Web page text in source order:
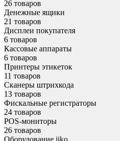
26 товаров
Денежные ящики
21 товаров
Дисплеи покупателя
6 товаров
Кассовые аппараты
6 товаров
Принтеры этикеток
11 товаров
Сканеры штрихкода
13 товаров
Фискальные регистраторы
24 товаров
POS-мониторы
26 товаров